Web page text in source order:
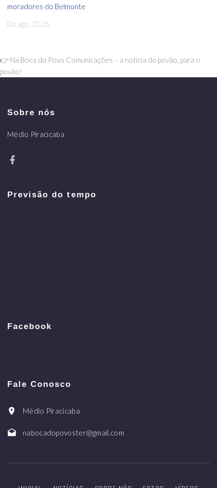
moradores do Belmonte
06 ago, 2026
👉 Na Boca do Povo Comunicações – a notícia do povão, para o
povão!
Sobre nós
Médio Piracicaba
Previsão do tempo
Facebook
Fale Conosco
Médio Piracicaba
nabocadopovoster@gmail.com